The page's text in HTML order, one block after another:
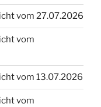
vom 27.07.2026
vom
vom 13.07.2026
vom